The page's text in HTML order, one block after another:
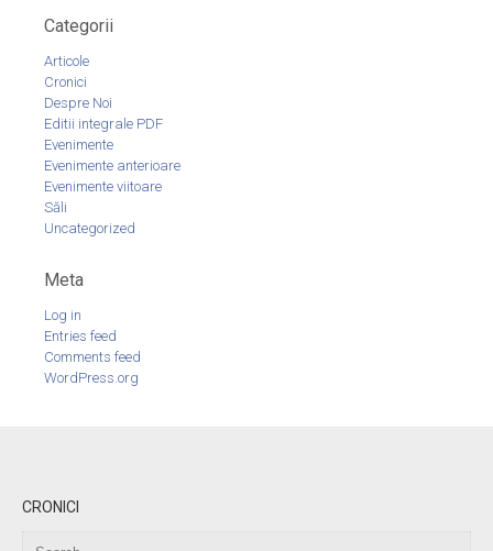
Categorii
Articole
Cronici
Despre Noi
Editii integrale PDF
Evenimente
Evenimente anterioare
Evenimente viitoare
Săli
Uncategorized
Meta
Log in
Entries feed
Comments feed
WordPress.org
CRONICI